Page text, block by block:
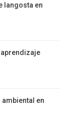
langosta en
ambiental en